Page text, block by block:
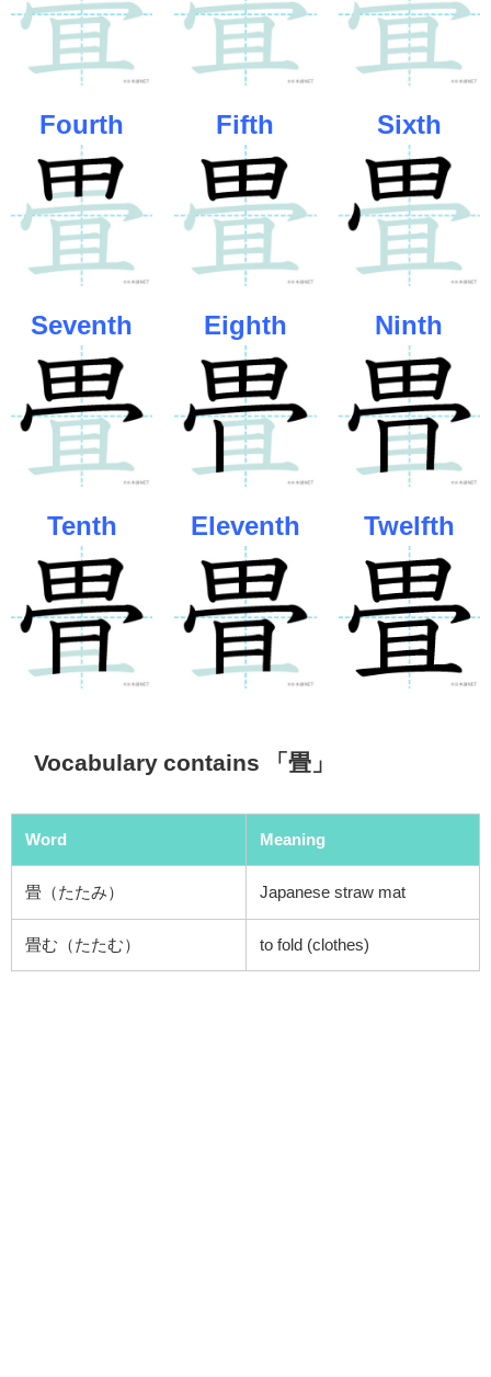
Fourth Fifth Sixth
Seventh Eighth Ninth
Tenth Eleventh Twelfth
Vocabulary contains 「畳」
Word Meaning
畳（たたみ） Japanese straw mat
畳む（たたむ） to fold (clothes)